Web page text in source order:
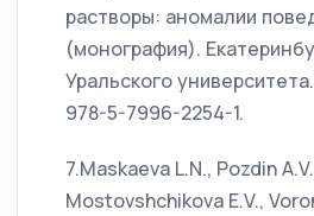
растворы: аномалии
(монография).
Уральского
978-5-7996-2254-1.
7.Maskaeva L.N., Pozdin
Mostovshchikova E.V.,